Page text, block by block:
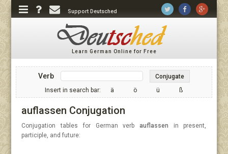
Support Deutsched
Learn German Online for Free
Verb
Conjugate
Insert in search bar:
ä ö ü ß
auflassen Conjugation
Conjugation tables for German verb auflassen in present,
participle, and future: